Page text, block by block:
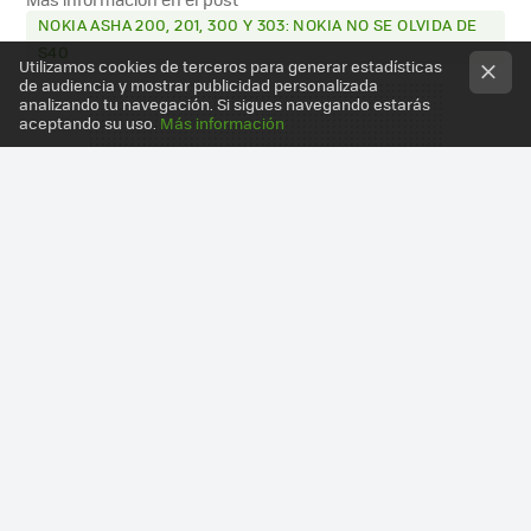
NOKIA ASHA 200, 201, 300 Y 303: NOKIA NO SE OLVIDA DE
Utilizamos cookies de terceros para generar estadísticas
de audiencia y mostrar publicidad personalizada
analizando tu navegación. Si sigues navegando estarás
aceptando su uso. Más información